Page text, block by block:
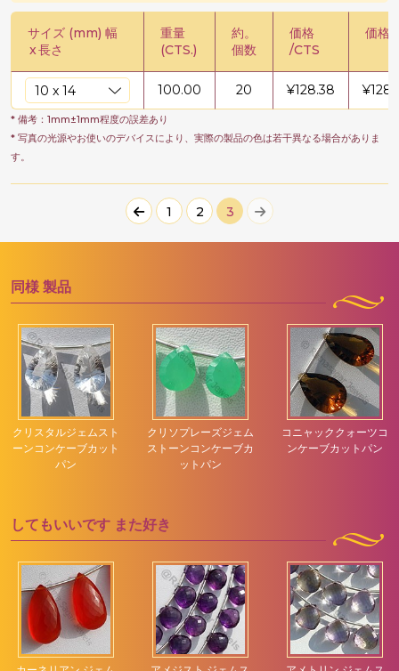
サイズ (mm) 幅
x長さ
重量
(CTS.)
約。
個数
価格
/CTS
価格
100.00 20 ¥128.38 ¥
* 備考：1mm±1mm程度の誤差あり
* 写真の光源やお使いのデバイスにより、実際の製品の色は若干異なる場合がありま
す。
1 2 3
同様 製品
クリスタルジェムスト
ーンコンケーブカット
パン
クリソプレーズジェム
ストーンコンケーブカ
ットパン
コニャッククォーツコ
ンケーブカットパン
してもいいです また好き